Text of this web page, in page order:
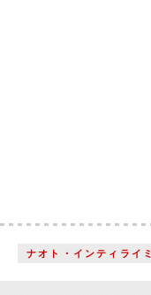
ナオト・インティライミ